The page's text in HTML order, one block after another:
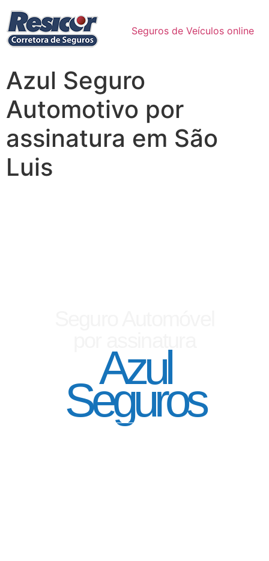
Seguros de Veículos online
Azul Seguro
Automotivo por
assinatura em São
Luis
Azul
Seguros